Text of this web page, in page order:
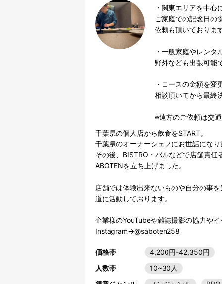
・関東エリアを中心
ご家庭での記念日の
依頼も頂いておりま
・一般家庭やレンタ
野外なども出張可能
・コースの金額を変
相談頂いてから最終
千葉県の個人店から飲食をSTART。
千葉県のオーナーシェフにお世話にな
その後、BISTRO・バルなどで店舗責
ABOTENを立ち上げました。
店舗では体験出来ないものや自分の事
道に活動しております。
企業様のYouTubeや雑誌撮影の協力や
価格帯
4,200円-42,350円
人数帯
10~30人